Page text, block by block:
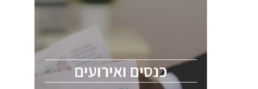
כנסים ואירועים
הסמיקונדקטור כולל מהנדסים, מומחים מקצועיים
ChipEx2026 will be held on May 12-13,